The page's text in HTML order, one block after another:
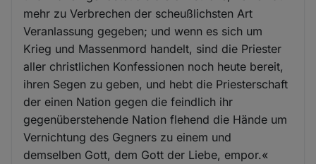
mehr zu Verbrechen der scheußlichsten Art
Veranlassung gegeben; und wenn es sich um
Krieg und Massenmord handelt, sind die Priester
aller christlichen Konfessionen noch heute bereit,
ihren Segen zu geben, und hebt die Priesterschaft
der einen Nation gegen die feindlich ihr
gegenüberstehende Nation flehend die Hände um
Vernichtung des Gegners zu einem und
demselben Gott, dem Gott der Liebe, empor.«